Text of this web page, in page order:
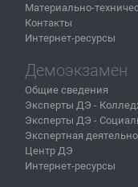
Материально-
Контакты
Интернет-ресурсы
Демоэкзамен
Общие сведения
Эксперты ДЭ -
Эксперты ДЭ -
Экспертная
Центр ДЭ
Интернет-ресурсы